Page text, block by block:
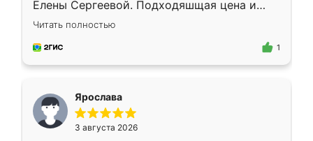
Елены Сергеевой. Подходяшщая цена и
короткие сроки изготовления. Приехавший
для замера сотрудник Владислав
предложил по моему эскизу самый
Читать полностью
1
Ярослава
3 августа 2026